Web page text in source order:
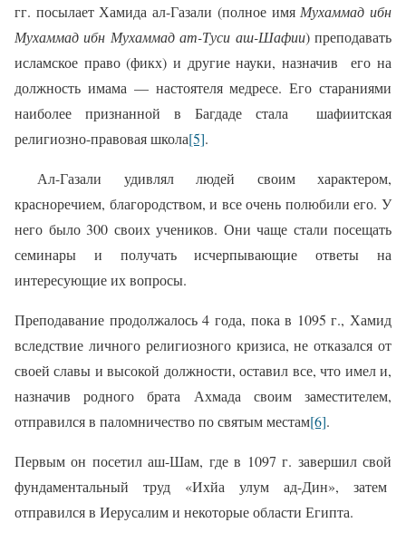
гг. посылает Хамида ал-Газали (полное имя Мухаммад ибн
Мухаммад ибн Мухаммад ат-Туси аш-Шафии) преподавать
исламское право (фикх) и другие науки, назначив
его на
должность имама — настоятеля медресе.Его стараниями
наиболее признанной в Багдаде стала
шафиитская
религиозно-правовая школа[5].
Ал-Газали удивлял людей своим характером,
красноречием, благородством, и все очень полюбили его. У
него было 300 своих учеников. Они чаще стали посещать
семинары и получать исчерпывающие ответы на
интересующие их вопросы.
Преподавание продолжалось 4 года, пока в 1095 г., Хамид
вследствие личного религиозного кризиса, не отказался от
своей славы и высокой должности, оставил все, что имел и,
назначив родного брата Ахмада своим заместителем,
отправился в паломничество по святым местам[6].
Первым он посетил аш-Шам, где в 1097 г. завершил свой
фундаментальный труд «Ихйа улум ад-Дин», затем
отправился в Иерусалим и некоторые области Египта.